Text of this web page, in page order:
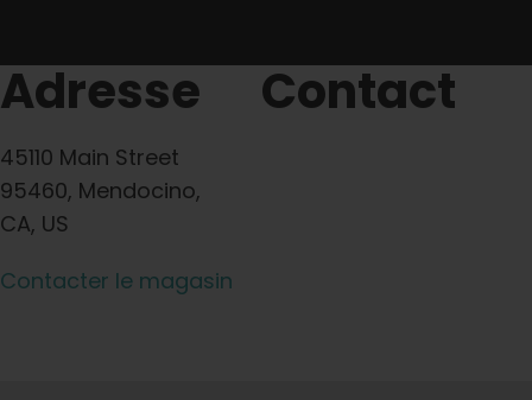
Adresse
45110 Main Street
95460, Mendocino,
CA, US
Contact
Contacter le magasin